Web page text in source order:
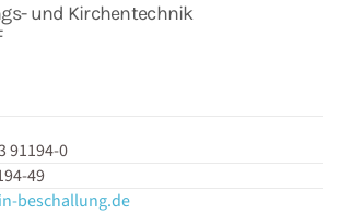
und Kirchentechnik
91194-0
49
beschallung.de